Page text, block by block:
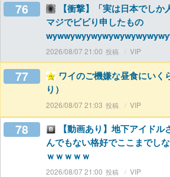
76
【衝撃】「実は日本でし
マジでビビり申したもの
2026/08/07 21:00 VIP
77
ワイのご機嫌な昼食にいく
り）
2026/08/07 21:03 VIP
78
【動画あり】地下アイド
んでもない格好でここまでし
ｗｗｗｗｗ
2026/08/07 21:00 VIP